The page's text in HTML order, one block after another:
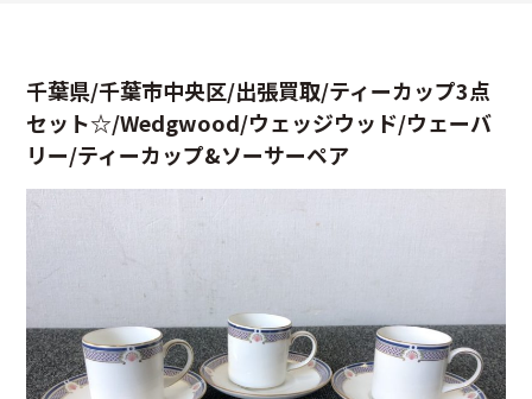
千葉県/千葉市中央区/出張買取/ティーカップ3点
セット☆/Wedgwood/ウェッジウッド/ウェーバ
リー/ティーカップ&ソーサーペア